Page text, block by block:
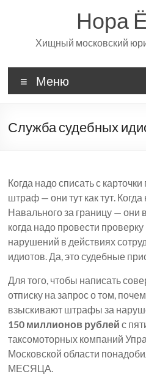
Нора
Хищный московский
Меню
Служба судебных
Когда надо списать с
штраф — они тут как тут. Когда
Навального за границу — они
когда надо провести
нарушений в действиях
идиотов. Да, это судебные
Для того, чтобы написать
отписку на запрос о том,
взыскивают штрафы за
150 миллионов рублей с
таксомоторных компаний
Московской области
МЕСЯЦА.